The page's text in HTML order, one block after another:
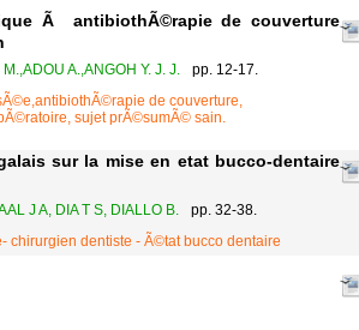
Ã antibiothÃ©rapie de couverture
A.,ANGOH Y. J. J.
pp. 12-17.
de couverture,
sujet prÃ©sumÃ© sain.
sur la mise en etat bucco-dentaire
J A, DIA T S, DIALLO B.
pp. 32-38.
chirurgien dentiste - Ã©tat bucco dentaire